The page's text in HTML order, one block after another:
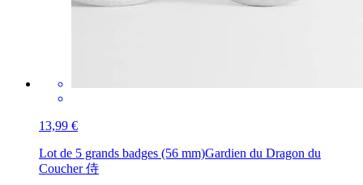
13,99 €
Lot de 5 grands badges (56 mm)Gardien du Dragon du
Coucher 侍